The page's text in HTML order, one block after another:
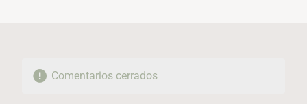
Comentarios cerrados